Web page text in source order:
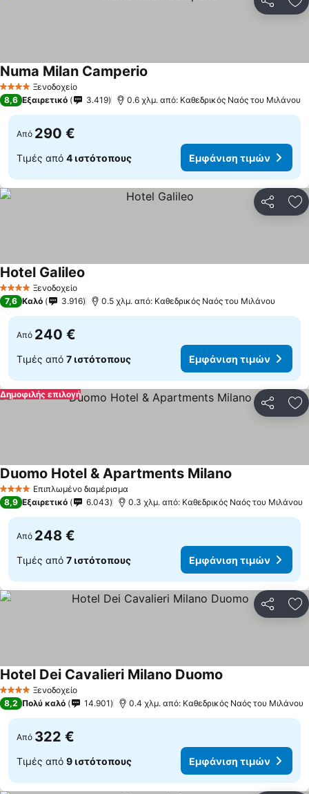
4 ΑστέριαΞενοδοχείο
Numa Milan Camperio
8,6 Εξαιρετικό 3.419 0.6 χλμ. από: Καθεδρικός Ναός του Μιλάνου
Από 290 €
Τιμές από 4 ιστότοπους Εμφάνιση τιμών
4 ΑστέριαΞενοδοχείο
Hotel Galileo
7,6 Καλό 3.916 0.5 χλμ. από: Καθεδρικός Ναός του Μιλάνου
Από 240 €
Τιμές από 7 ιστότοπους Εμφάνιση τιμών
Δημοφιλής επιλογή
4 ΑστέριαΕπιπλωμένο διαμέρισμα
Duomo Hotel & Apartments Milano
8,9 Εξαιρετικό 6.043 0.3 χλμ. από: Καθεδρικός Ναός του Μιλάνου
Από 248 €
Τιμές από 7 ιστότοπους Εμφάνιση τιμών
4 ΑστέριαΞενοδοχείο
Hotel Dei Cavalieri Milano Duomo
8,2 Πολύ καλό 14.901 0.4 χλμ. από: Καθεδρικός Ναός του Μιλάνου
Από 322 €
Τιμές από 9 ιστότοπους Εμφάνιση τιμών